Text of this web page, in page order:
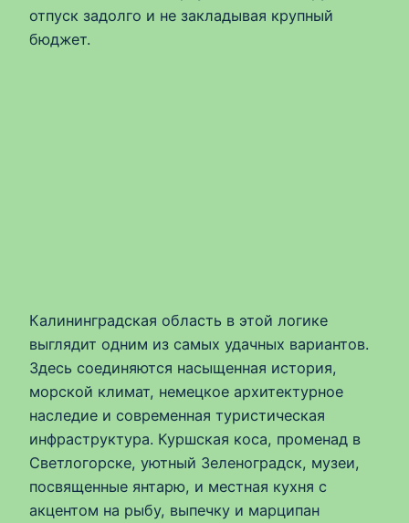
отпуск задолго и не закладывая крупный
бюджет.
Калининградская область в этой логике
выглядит одним из самых удачных вариантов.
Здесь соединяются насыщенная история,
морской климат, немецкое архитектурное
наследие и современная туристическая
инфраструктура. Куршская коса, променад в
Светлогорске, уютный Зеленоградск, музеи,
посвященные янтарю, и местная кухня с
акцентом на рыбу, выпечку и марципан